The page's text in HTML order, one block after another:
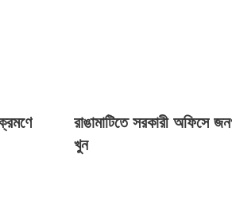
রাঙামাটিতে সরকারী অফিসে
খুন